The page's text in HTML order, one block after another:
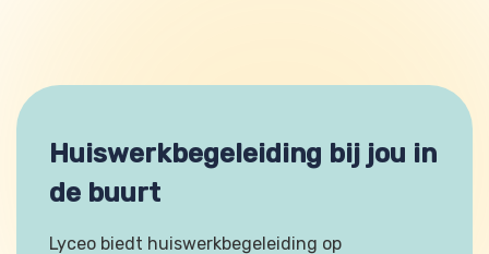
Huiswerkbegeleiding bij jou in
de buurt
Lyceo biedt huiswerkbegeleiding op